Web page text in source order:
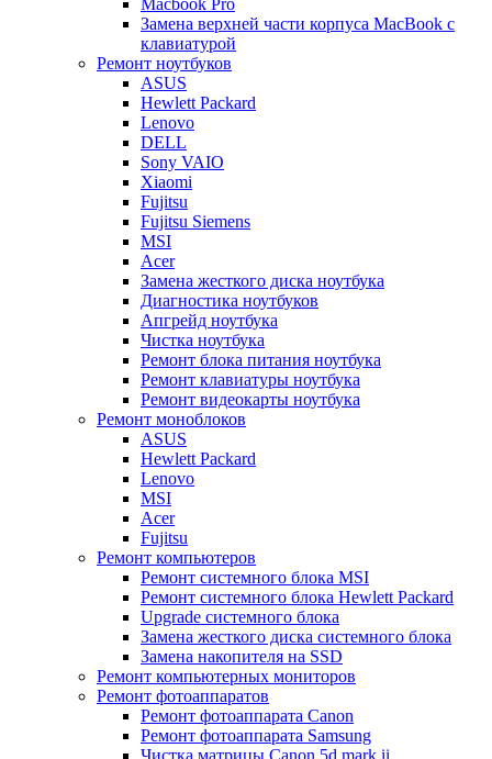
Macbook Pro
Замена верхней части корпуса MacBook с
клавиатурой
Ремонт ноутбуков
ASUS
Hewlett Packard
Lenovo
DELL
Sony VAIO
Xiaomi
Fujitsu
Fujitsu Siemens
MSI
Acer
Замена жесткого диска ноутбука
Диагностика ноутбуков
Апгрейд ноутбука
Чистка ноутбука
Ремонт блока питания ноутбука
Ремонт клавиатуры ноутбука
Ремонт видеокарты ноутбука
Ремонт моноблоков
ASUS
Hewlett Packard
Lenovo
MSI
Acer
Fujitsu
Ремонт компьютеров
Ремонт системного блока MSI
Ремонт системного блока Hewlett Packard
Upgrade системного блока
Замена жесткого диска системного блока
Замена накопителя на SSD
Ремонт компьютерных мониторов
Ремонт фотоаппаратов
Ремонт фотоаппарата Canon
Ремонт фотоаппарата Samsung
Чистка матрицы Canon 5d mark ii